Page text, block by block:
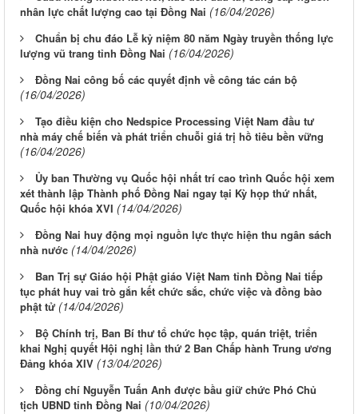
nhân lực chất lượng cao tại Đồng Nai (16/04/2026)
Chuẩn bị chu đáo Lễ kỷ niệm 80 năm Ngày truyền thống lực
lượng vũ trang tỉnh Đồng Nai (16/04/2026)
Đồng Nai công bố các quyết định về công tác cán bộ
(16/04/2026)
Tạo điều kiện cho Nedspice Processing Việt Nam đầu tư
nhà máy chế biến và phát triển chuỗi giá trị hồ tiêu bền vững
(16/04/2026)
Ủy ban Thường vụ Quốc hội nhất trí cao trình Quốc hội xem
xét thành lập Thành phố Đồng Nai ngay tại Kỳ họp thứ nhất,
Quốc hội khóa XVI (14/04/2026)
Đồng Nai huy động mọi nguồn lực thực hiện thu ngân sách
nhà nước (14/04/2026)
Ban Trị sự Giáo hội Phật giáo Việt Nam tỉnh Đồng Nai tiếp
tục phát huy vai trò gắn kết chức sắc, chức việc và đồng bào
phật tử (14/04/2026)
Bộ Chính trị, Ban Bí thư tổ chức học tập, quán triệt, triển
khai Nghị quyết Hội nghị lần thứ 2 Ban Chấp hành Trung ương
Đảng khóa XIV (13/04/2026)
Đồng chí Nguyễn Tuấn Anh được bầu giữ chức Phó Chủ
tịch UBND tỉnh Đồng Nai (10/04/2026)